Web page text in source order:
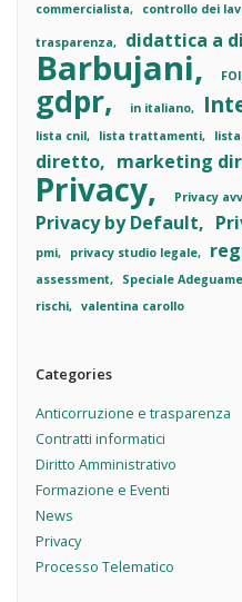
commercialista
controllo dei
trasparenza didattica a
Barbujani
gdpr in italiano
lista cnil lista trattamenti
diretto
marketing
Privacy Privacy
Privacy by Default
pmi
privacy studio legale
assessment
Speciale
rischi
valentina carollo
Categories
Anticorruzione e trasparenza
Contratti informatici
Diritto Amministrativo
Formazione e Eventi
News
Privacy
Processo Telematico